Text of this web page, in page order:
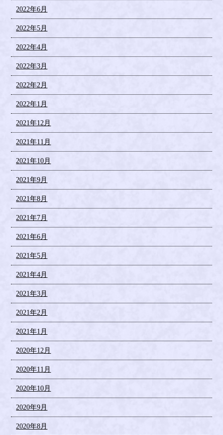
2022年6月
2022年5月
2022年4月
2022年3月
2022年2月
2022年1月
2021年12月
2021年11月
2021年10月
2021年9月
2021年8月
2021年7月
2021年6月
2021年5月
2021年4月
2021年3月
2021年2月
2021年1月
2020年12月
2020年11月
2020年10月
2020年9月
2020年8月